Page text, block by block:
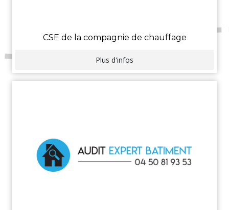
CSE de la compagnie de chauffage
Plus d'infos